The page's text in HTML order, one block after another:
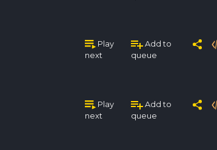
Play
next
Add to
queue
Play
next
Add to
queue